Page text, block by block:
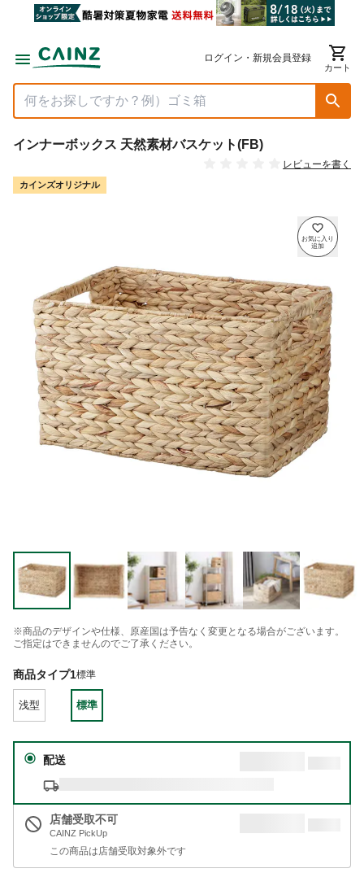
ログイン・新規会員登録
カート
インナーボックス 天然素材バスケット(FB)
レビューを書く
カインズオリジナル
※商品のデザインや仕様、原産国は予告なく変更となる場合がございます。
ご指定はできませんのでご了承ください。
商品タイプ1標準
浅型 標準
配送
店舗受取不可
CAINZ PickUp
この商品は店舗受取対象外です